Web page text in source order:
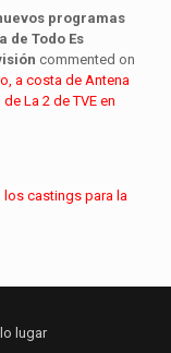
programas
de Todo Es
commented on
a costa de Antena
La 2 de TVE en
los castings para la
lugar